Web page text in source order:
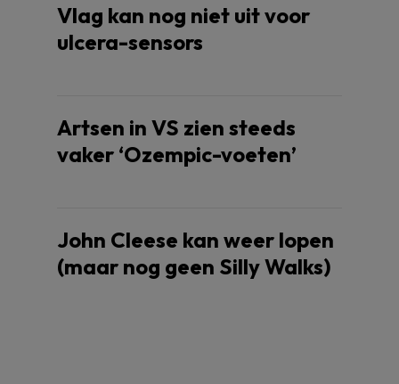
Vlag kan nog niet uit voor
ulcera-sensors
Artsen in VS zien steeds
vaker ‘Ozempic-voeten’
John Cleese kan weer lopen
(maar nog geen Silly Walks)